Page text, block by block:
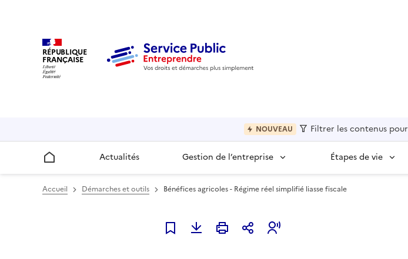
RÉPUBLIQUE
FRANÇAISE
NOUVEAU Filtrer les contenus pour
Accueil Actualités Gestion de l’entreprise Étapes de vie
Accueil Démarches et outils Bénéfices agricoles - Régime réel simplifié liasse fiscale
Ajouter à mes favoris